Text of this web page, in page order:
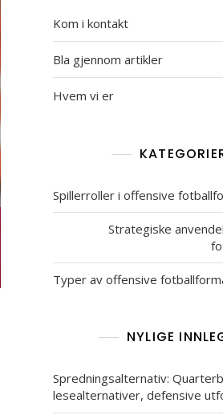
Kom i kontakt
Bla gjennom artikler
Hvem vi er
Spillerroller i offensive
Strategiske
Typer av offensive
NYLIGE
Spredningsalternativ:
lesealternativer, defensive